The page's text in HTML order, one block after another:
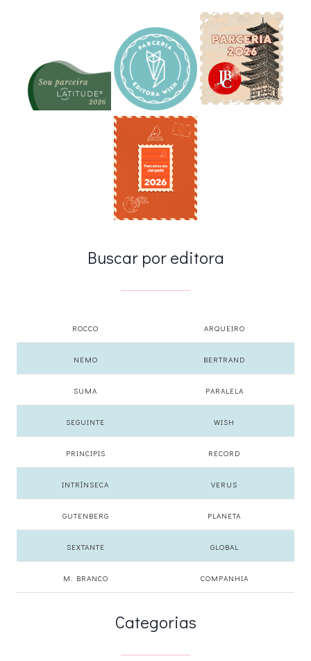
Buscar por editora
ROCCO ARQUEIRO
NEMO BERTRAND
SUMA PARALELA
SEGUINTE WISH
PRINCIPIS RECORD
INTRÍNSECA VERUS
GUTENBERG PLANETA
SEXTANTE GLOBAL
M. BRANCO COMPANHIA
Categorias